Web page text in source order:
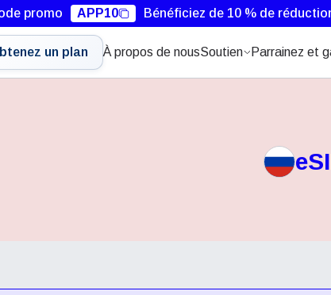
promo APP10 Bénéficiez de 10 % de
un plan À propos de nousSoutien Parrainez et